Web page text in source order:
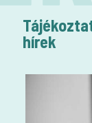
hírek